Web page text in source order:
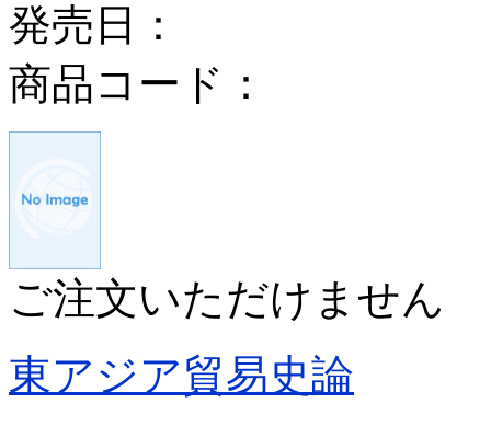
発売日：
商品コード：
ご注文いただけません
東アジア貿易史論